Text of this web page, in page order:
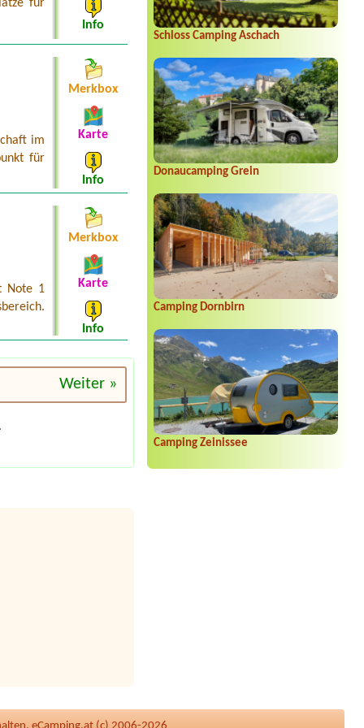
Schloss Camping Aschach
Donaucamping Grein
Camping Dornbirn
Camping Zeinissee
für
Info
im
für
Merkbox
Karte
Info
Note 1
Merkbox
Karte
Info
Weiter »